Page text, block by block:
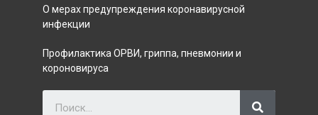
О мерах предупреждения коронавирусной
инфекции
Профилактика ОРВИ, гриппа, пневмонии и
короновируса